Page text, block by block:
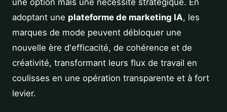
une option mais une nécessité stratégique. En
adoptant une plateforme de marketing IA, les
marques de mode peuvent débloquer une
nouvelle ère d'efficacité, de cohérence et de
créativité, transformant leurs flux de travail en
coulisses en une opération transparente et à fort
levier.